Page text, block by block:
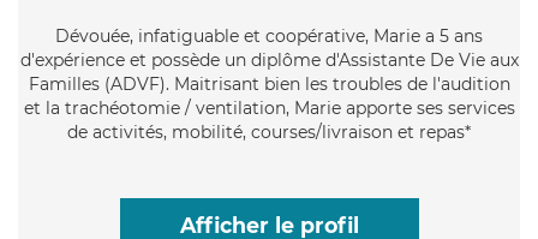
Dévouée, infatiguable et coopérative, Marie a 5 ans
d'expérience et possède un diplôme d'Assistante De Vie aux
Familles (ADVF). Maitrisant bien les troubles de l'audition
et la trachéotomie / ventilation, Marie apporte ses services
de activités, mobilité, courses/livraison et repas*
Afficher le profil